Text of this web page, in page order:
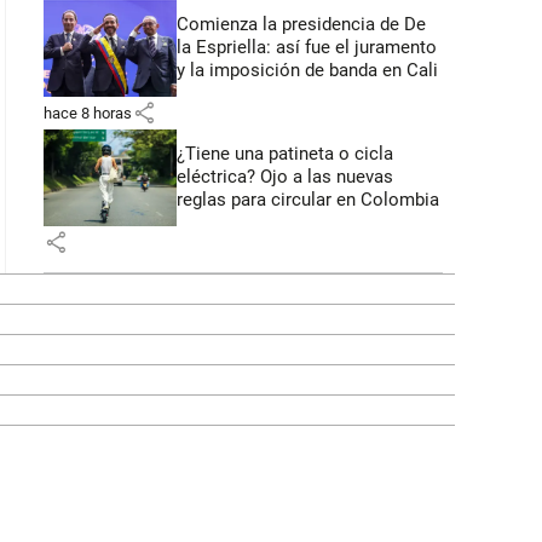
Comienza la presidencia de De
la Espriella: así fue el juramento
y la imposición de banda en Cali
hace 8 horas share
¿Tiene una patineta o cicla
eléctrica? Ojo a las nuevas
reglas para circular en Colombia
share